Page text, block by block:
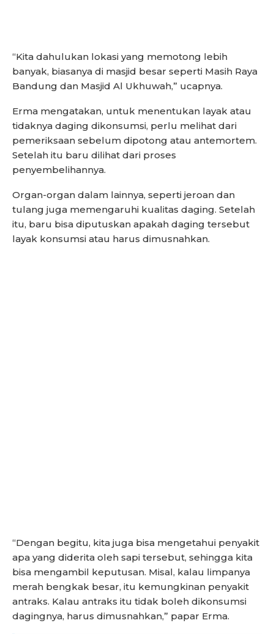
“Kita dahulukan lokasi yang memotong lebih
banyak, biasanya di masjid besar seperti Masih Raya
Bandung dan Masjid Al Ukhuwah,” ucapnya.
Erma mengatakan, untuk menentukan layak atau
tidaknya daging dikonsumsi, perlu melihat dari
pemeriksaan sebelum dipotong atau antemortem.
Setelah itu baru dilihat dari proses
penyembelihannya.
Organ-organ dalam lainnya, seperti jeroan dan
tulang juga memengaruhi kualitas daging. Setelah
itu, baru bisa diputuskan apakah daging tersebut
layak konsumsi atau harus dimusnahkan.
“Dengan begitu, kita juga bisa mengetahui penyakit
apa yang diderita oleh sapi tersebut, sehingga kita
bisa mengambil keputusan. Misal, kalau limpanya
merah bengkak besar, itu kemungkinan penyakit
antraks. Kalau antraks itu tidak boleh dikonsumsi
dagingnya, harus dimusnahkan,” papar Erma.